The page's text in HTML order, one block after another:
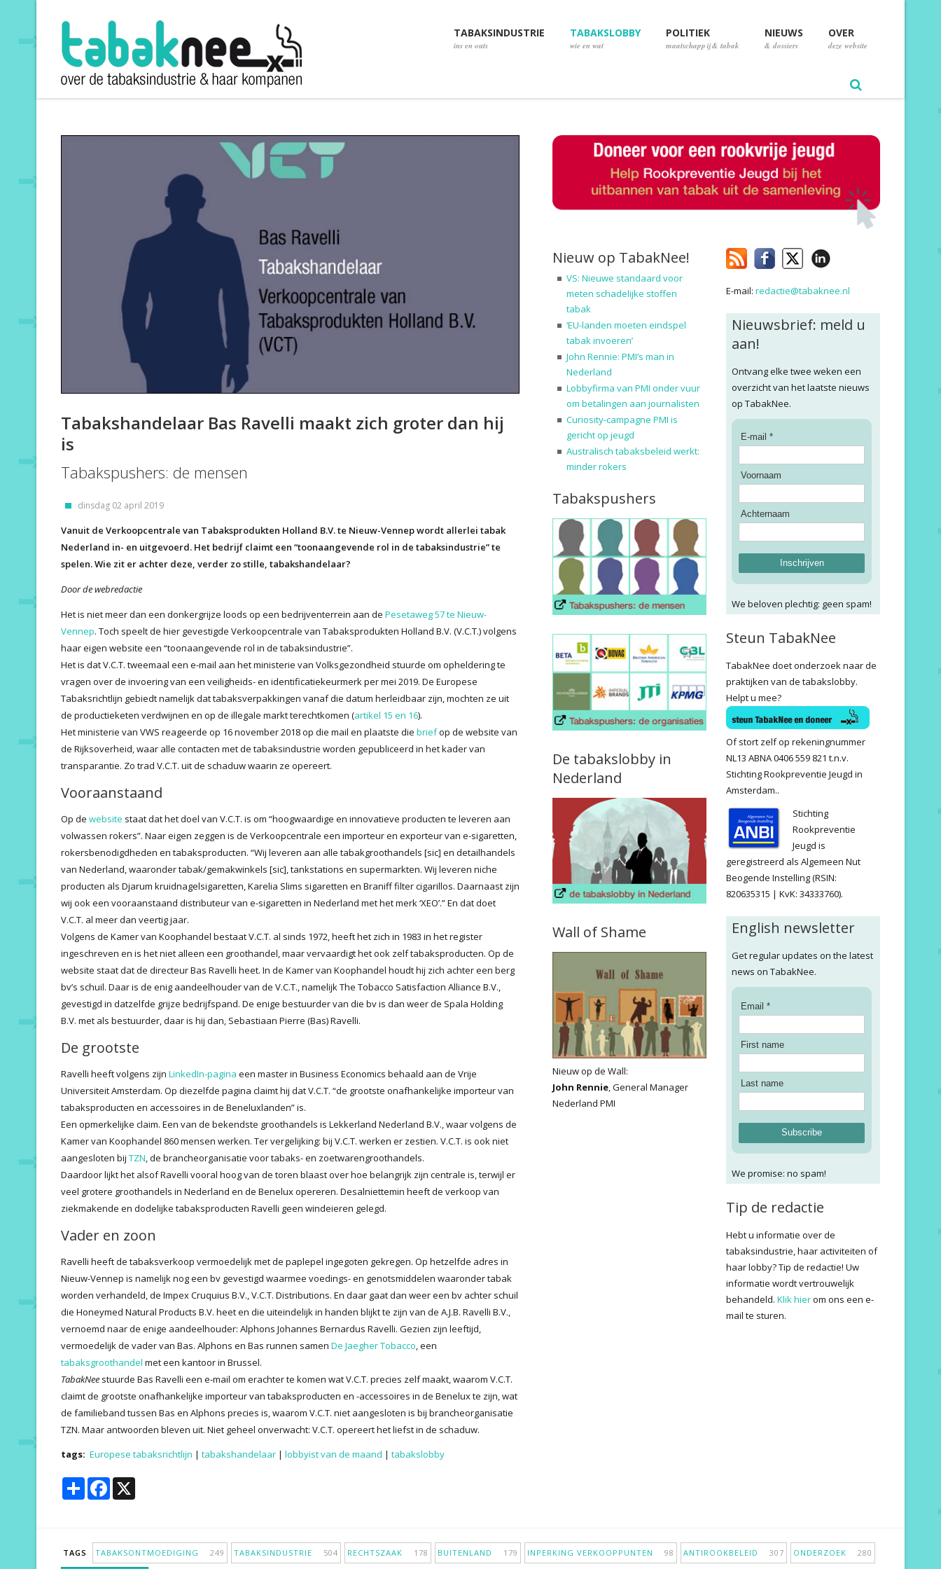
TABAKSINDUSTRIE
ins en outs
TABAKSLOBBY
wie en wat
POLITIEK
maatschappij & tabak
NIEUWS
& dossiers
OVER
deze website
Tabakshandelaar Bas Ravelli maakt zich groter dan hij
is
Tabakspushers: de mensen
dinsdag 02 april 2019
Vanuit de Verkoopcentrale van Tabaksprodukten Holland B.V. te Nieuw-Vennep wordt allerlei tabak
Nederland in- en uitgevoerd. Het bedrijf claimt een “toonaangevende rol in de tabaksindustrie” te
spelen. Wie zit er achter deze, verder zo stille, tabakshandelaar?
Door de webredactie
Het is niet meer dan een donkergrijze loods op een bedrijventerrein aan de Pesetaweg 57 te Nieuw-
Vennep. Toch speelt de hier gevestigde Verkoopcentrale van Tabaksprodukten Holland B.V. (V.C.T.) volgens
haar eigen website een “toonaangevende rol in de tabaksindustrie”.
Het is dat V.C.T. tweemaal een e-mail aan het ministerie van Volksgezondheid stuurde om opheldering te
vragen over de invoering van een veiligheids- en identificatiekeurmerk per mei 2019. De Europese
Tabaksrichtlijn gebiedt namelijk dat tabaksverpakkingen vanaf die datum herleidbaar zijn, mochten ze uit
de productieketen verdwijnen en op de illegale markt terechtkomen (artikel 15 en 16).
Het ministerie van VWS reageerde op 16 november 2018 op die mail en plaatste die briefop de website van
de Rijksoverheid, waar alle contacten met de tabaksindustrie worden gepubliceerd in het kader van
transparantie. Zo trad V.C.T. uit de schaduw waarin ze opereert.
Vooraanstaand
Op de website staat dat het doel van V.C.T. is om “hoogwaardige en innovatieve producten te leveren aan
volwassen rokers”. Naar eigen zeggen is de Verkoopcentrale een importeur en exporteur van e-sigaretten,
rokersbenodigdheden en tabaksproducten. “Wij leveren aan alle tabakgroothandels [sic] en detailhandels
van Nederland, waaronder tabak/gemakwinkels [sic], tankstations en supermarkten. Wij leveren niche
producten als Djarum kruidnagelsigaretten, Karelia Slims sigaretten en Braniff filter cigarillos. Daarnaast zijn
wij ook een vooraanstaand distributeur van e-sigaretten in Nederland met het merk ‘XEO’.” En dat doet
V.C.T. al meer dan veertig jaar.
Volgens de Kamer van Koophandel bestaat V.C.T. al sinds 1972, heeft het zich in 1983 in het register
ingeschreven en is het niet alleen een groothandel, maar vervaardigt het ook zelf tabaksproducten. Op de
website staat dat de directeur Bas Ravelli heet. In de Kamer van Koophandel houdt hij zich achter een berg
bv’s schuil. Daar is de enig aandeelhouder van de V.C.T., namelijk The Tobacco Satisfaction Alliance B.V.,
gevestigd in datzelfde grijze bedrijfspand. De enige bestuurder van die bv is dan weer de Spala Holding
B.V. met als bestuurder, daar is hij dan, Sebastiaan Pierre (Bas) Ravelli.
De grootste
Ravelli heeft volgens zijn LinkedIn-pagina een master in Business Economics behaald aan de Vrije
Universiteit Amsterdam. Op diezelfde pagina claimt hij dat V.C.T. “de grootste onafhankelijke importeur van
tabaksproducten en accessoires in de Beneluxlanden” is.
Een opmerkelijke claim. Een van de bekendste groothandels is Lekkerland Nederland B.V., waar volgens de
Kamer van Koophandel 860 mensen werken. Ter vergelijking: bij V.C.T. werken er zestien. V.C.T. is ook niet
aangesloten bij TZN, de brancheorganisatie voor tabaks- en zoetwarengroothandels.
Daardoor lijkt het alsof Ravelli vooral hoog van de toren blaast over hoe belangrijk zijn centrale is, terwijl er
veel grotere groothandels in Nederland en de Benelux opereren. Desalniettemin heeft de verkoop van
ziekmakende en dodelijke tabaksproducten Ravelli geen windeieren gelegd.
Vader en zoon
Ravelli heeft de tabaksverkoop vermoedelijk met de paplepel ingegoten gekregen. Op hetzelfde adres in
Nieuw-Vennep is namelijk nog een bv gevestigd waarmee voedings- en genotsmiddelen waaronder tabak
worden verhandeld, de Impex Cruquius B.V., V.C.T. Distributions. En daar gaat dan weer een bv achter schuil
die Honeymed Natural Products B.V. heet en die uiteindelijk in handen blijkt te zijn van de A.J.B. Ravelli B.V.,
vernoemd naar de enige aandeelhouder: Alphons Johannes Bernardus Ravelli. Gezien zijn leeftijd,
vermoedelijk de vader van Bas. Alphons en Bas runnen samen De Jaegher Tobacco, een
tabaksgroothandel met een kantoor in Brussel.
TabakNee stuurde Bas Ravelli een e-mail om erachter te komen wat V.C.T. precies zelf maakt, waarom V.C.T.
claimt de grootste onafhankelijke importeur van tabaksproducten en -accessoires in de Benelux te zijn, wat
de familieband tussen Bas en Alphons precies is, waarom V.C.T. niet aangesloten is bij brancheorganisatie
TZN. Maar antwoorden bleven uit. Niet geheel onverwacht: V.C.T. opereert het liefst in de schaduw.
tags: Europese tabaksrichtlijn | tabakshandelaar | lobbyist van de maand | tabakslobby
Share Facebook
Nieuw op TabakNee!
VS: Nieuwe standaard voor
meten schadelijke stoffen
tabak
‘EU-landen moeten eindspel
tabak invoeren’
John Rennie: PMI’s man in
Nederland
Lobbyfirma van PMI onder vuur
om betalingen aan journalisten
Curiosity-campagne PMI is
gericht op jeugd
Australisch tabaksbeleid werkt:
minder rokers
Tabakspushers
De tabakslobby in
Nederland
Wall of Shame
Nieuw op de Wall:
John Rennie, General Manager
Nederland PMI
E-mail:redactie@tabaknee.nl
Nieuwsbrief: meld u
aan!
Ontvang elke twee weken een
overzicht van het laatste nieuws
op TabakNee.
E-mail *
Voornaam
Achternaam
Inschrijven
We beloven plechtig: geen spam!
Steun TabakNee
TabakNee doet onderzoek naar de
praktijken van de tabakslobby.
Helpt u mee?
Of stort zelf op rekeningnummer
NL13 ABNA 0406 559 821 t.n.v.
Stichting Rookpreventie Jeugd in
Amsterdam..
Stichting
Rookpreventie
Jeugd is
geregistreerd als Algemeen Nut
Beogende Instelling (RSIN:
820635315 | KvK: 34333760).
English newsletter
Get regular updates on the latest
news on TabakNee.
Email *
First name
Last name
Subscribe
We promise: no spam!
Tip de redactie
Hebt u informatie over de
tabaksindustrie, haar activiteiten of
haar lobby? Tip de redactie! Uw
informatie wordt vertrouwelijk
behandeld.Klik hierom ons een e-
mail te sturen.
TAGS TABAKSONTMOEDIGING 249 TABAKSINDUSTRIE 504 RECHTSZAAK 178 BUITENLAND 179 INPERKING VERKOOPPUNTEN 98 ANTIROOKBELEID 307 ONDERZOEK 280